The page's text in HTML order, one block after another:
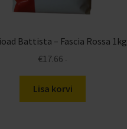
Battista – Fascia Rossa 1kg
€17.66 -
Lisa korvi